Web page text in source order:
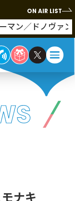
ON AIR LIST
マン／ドノヴァン
ナキ